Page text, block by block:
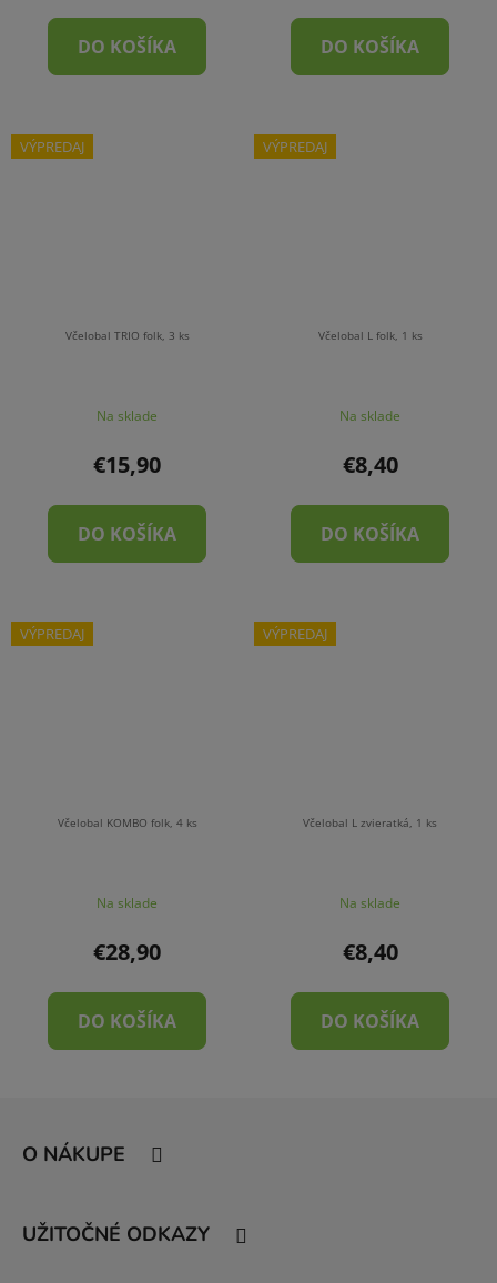
DO KOŠÍKA DO KOŠÍKA
VÝPREDAJ
Včelobal TRIO folk, 3 ks
Na sklade
€15,90
DO KOŠÍKA
VÝPREDAJ
Včelobal L folk, 1 ks
Na sklade
€8,40
DO KOŠÍKA
VÝPREDAJ
Včelobal KOMBO folk, 4 ks
Na sklade
€28,90
DO KOŠÍKA
VÝPREDAJ
Včelobal L zvieratká, 1 ks
Na sklade
€8,40
DO KOŠÍKA
O NÁKUPE
UŽITOČNÉ ODKAZY